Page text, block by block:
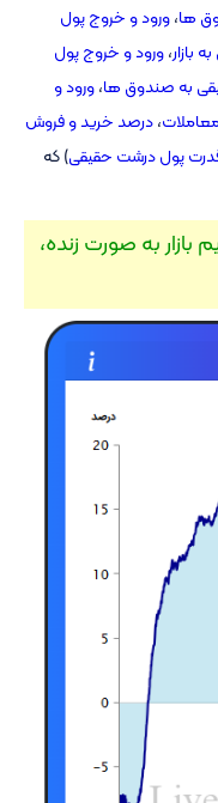
ها،ورود و خروج پول
بازار،ورود و خروج پول
به صندوق ها،ورود و
،درصد خرید و فروش
پول درشت حقیقی) که
بازار به صورت زنده،